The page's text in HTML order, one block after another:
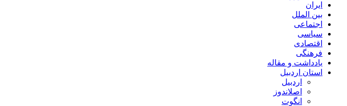
ایران
بین الملل
اجتماعی
سیاسی
اقتصادی
فرهنگی
یادداشت و مقاله
استان اردبیل
اردبیل
اصلاندوز
انگوت